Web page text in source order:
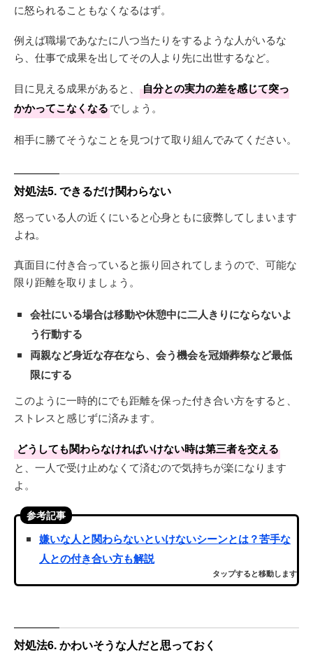
に怒られることもなくなるはず。
例えば職場であなたに八つ当たりをするような人がいるな
ら、仕事で成果を出してその人より先に出世するなど。
目に見える成果があると、
自分との実力の差を感じて突っ
かかってこなくなるでしょう。
相手に勝てそうなことを見つけて取り組んでみてください。
対処法5. できるだけ関わらない
怒っている人の近くにいると心身ともに疲弊してしまいます
よね。
真面目に付き合っていると振り回されてしまうので、可能な
限り距離を取りましょう。
会社にいる場合は移動や休憩中に二人きりにならないよ
う行動する
両親など身近な存在なら、会う機会を冠婚葬祭など最低
限にする
このように一時的にでも距離を保った付き合い方をすると、
ストレスと感じずに済みます。
どうしても関わらなければいけない時は第三者を交える
と、一人で受け止めなくて済むので気持ちが楽になります
よ。
参考記事
嫌いな人と関わらないといけないシーンとは？苦手な
人との付き合い方も解説
タップすると移動します
対処法6. かわいそうな人だと思っておく